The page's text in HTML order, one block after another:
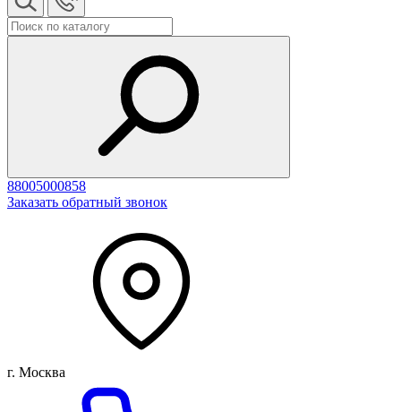
88005000858
Заказать обратный звонок
г. Москва